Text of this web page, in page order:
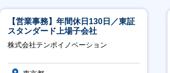
【営業事務】年間休日130日／東証
スタンダード上場子会社
株式会社テンポイノベーション